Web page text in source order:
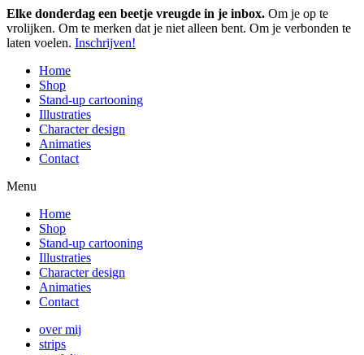
Elke donderdag een beetje vreugde in je inbox. Om je op te
vrolijken. Om te merken dat je niet alleen bent. Om je verbonden te
laten voelen. Inschrijven!
Home
Shop
Stand-up cartooning
Illustraties
Character design
Animaties
Contact
Menu
Home
Shop
Stand-up cartooning
Illustraties
Character design
Animaties
Contact
over mij
strips